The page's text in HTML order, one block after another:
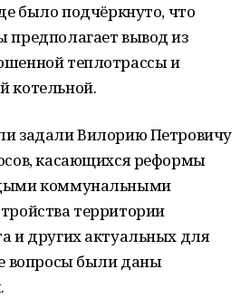
было подчёркнуто, что
предполагает вывод из
теплотрассы и
котельной.
задали Вилорию Петровичу
касающихся реформы
коммунальными
территории
и других актуальных для
вопросы были даны